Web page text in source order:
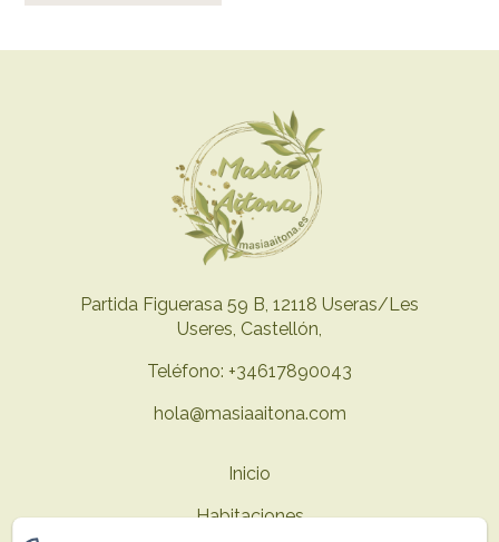
Partida Figuerasa 59 B, 12118 Useras/Les
Useres, Castellón,
Teléfono: +34617890043
hola@masiaaitona.com
Inicio
Habitaciones